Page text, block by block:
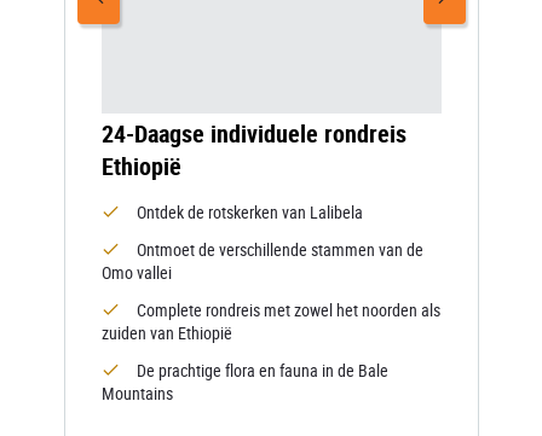
24-Daagse individuele rondreis
Ethiopië
Ontdek de rotskerken van Lalibela
Ontmoet de verschillende stammen van de
Omo vallei
Complete rondreis met zowel het noorden als
zuiden van Ethiopië
De prachtige flora en fauna in de Bale
Mountains